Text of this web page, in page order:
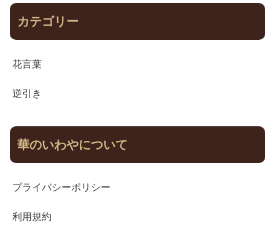
カテゴリー
花言葉
逆引き
華のいわやについて
プライバシーポリシー
利用規約